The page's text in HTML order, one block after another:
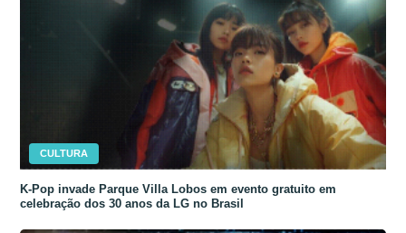
CULTURA
K-Pop invade Parque Villa Lobos em evento gratuito em
celebração dos 30 anos da LG no Brasil